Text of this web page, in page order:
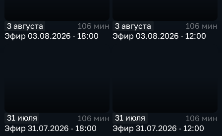
3 августа
106 мин
Эфир 03.08.2026 · 18:00
3 августа
106 мин
Эфир 03.08.2026 · 12:00
31 июля
106 мин
Эфир 31.07.2026 · 18:00
31 июля
106 мин
Эфир 31.07.2026 · 12:00